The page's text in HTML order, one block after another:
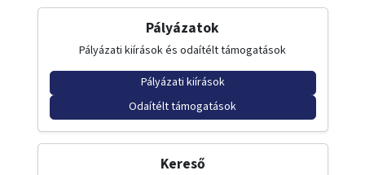
Pályázatok
Pályázati kiírások és odaítélt támogatások
Pályázati kiírások
Odaítélt támogatások
Kereső